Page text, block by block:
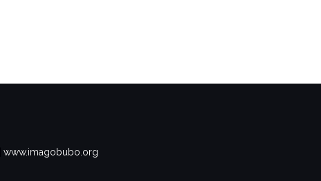
www.imagobubo.org